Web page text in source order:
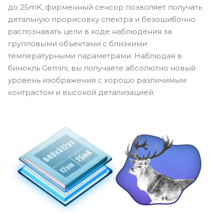
до 25mK, фирменный сенсор позволяет получать
детальную прорисовку спектра и безошибочно
распознавать цели в ходе наблюдения за
групповыми объектами с близкими
температурными параметрами. Наблюдая в
бинокль Gemini, вы получаете абсолютно новый
уровень изображения с хорошо различимым
контрастом и высокой детализацией.